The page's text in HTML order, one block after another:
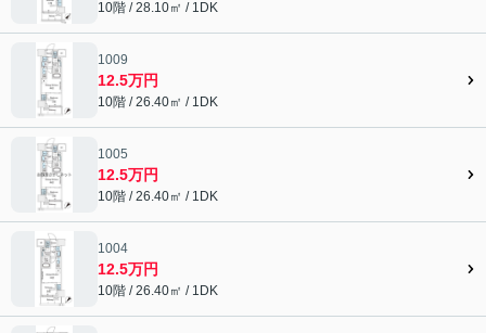
10階 / 28.10㎡ / 1DK
1009
12.5万円
10階 / 26.40㎡ / 1DK
1005
12.5万円
10階 / 26.40㎡ / 1DK
1004
12.5万円
10階 / 26.40㎡ / 1DK